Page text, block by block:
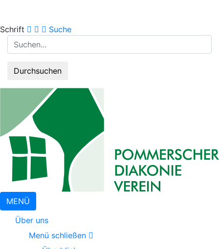
Schrift kleiner
normal
größer
Suche
Suchanfrage:
Durchsuchen
MENÜ
Über uns
Menü schließen